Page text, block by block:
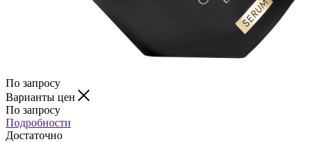
По запросу
Варианты цен
По запросу
Подробности
Достаточно